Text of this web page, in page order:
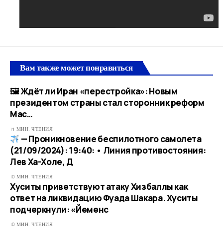
Вам также может понравиться
🖼 Ждёт ли Иран «перестройка»: Новым
президентом страны стал сторонник реформ
Мас…​
1 МИН. ЧТЕНИЯ
— Проникновение беспилотного самолета
(21/09/2024): 19:40: • Линия противостояния:
Лев Ха-Холе, Д
0 МИН. ЧТЕНИЯ
Хуситы приветствуют атаку Хизбаллы как
ответ на ликвидацию Фуада Шакара. Хуситы
подчеркнули: «Йеменс
0 МИН. ЧТЕНИЯ